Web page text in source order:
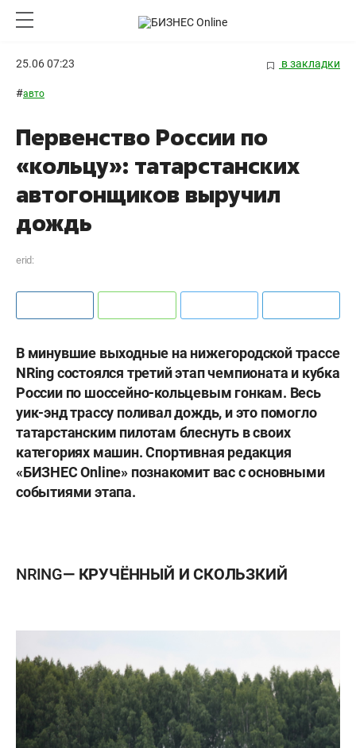
25.06 07:23 в закладки
#авто
Первенство России по
«кольцу»: татарстанских
автогонщиков выручил
дождь
erid:
В минувшие выходные на нижегородской трассе
NRingсостоялся третий этап чемпионата и кубка
России по шоссейно-кольцевым гонкам. Весь
уик-энд трассу поливал дождь, и это помогло
татарстанским пилотам блеснуть в своих
категориях машин. Спортивная редакция
«БИЗНЕС Online» познакомит вас с основными
событиями этапа.
NRING— КРУЧЁННЫЙ И СКОЛЬЗКИЙ